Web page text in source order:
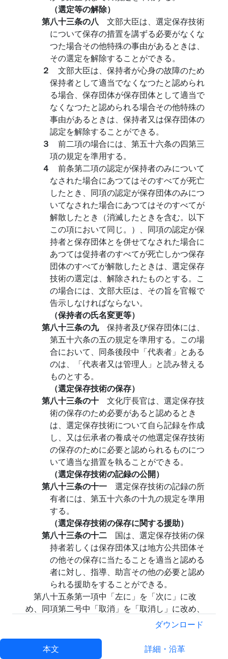
（選定等の解除）
第八十三条の八 文部大臣は、選定保存技術
について保存の措置を講ずる必要がなくな
つた場合その他特殊の事由があるときは、
その選定を解除することができる。
２ 文部大臣は、保持者が心身の故障のため
保持者として適当でなくなつたと認められ
る場合、保存団体が保存団体として適当で
なくなつたと認められる場合その他特殊の
事由があるときは、保持者又は保存団体の
認定を解除することができる。
３ 前二項の場合には、第五十六条の四第三
項の規定を準用する。
４ 前条第二項の認定が保持者のみについて
なされた場合にあつてはそのすべてが死亡
したとき、同項の認定が保存団体のみにつ
いてなされた場合にあつてはそのすべてが
解散したとき（消滅したときを含む。以下
この項において同じ。）、同項の認定が保
持者と保存団体とを併せてなされた場合に
あつては促持者のすべてが死亡しかつ保存
団体のすべてが解散したときは、選定保存
技術の選定は、解除されたものとする。こ
の場合には、文部大臣は、その旨を官報で
告示しなければならない。
（保持者の氏名変更等）
第八十三条の九 保持者及び保存団体には、
第五十六条の五の規定を準用する。この場
合において、同条後段中「代表者」とある
のは、「代表者又は管理人」と読み替える
ものとする。
（選定保存技術の保存）
第八十三条の十 文化庁長官は、選定保存技
術の保存のため必要があると認めるとき
は、選定保存技術について自ら記録を作成
し、又は伝承者の養成その他選定保存技術
の保存のために必要と認められるものにつ
いて適当な措置を執ることができる。
（選定保存技術の記録の公開）
第八十三条の十一 選定保存技術の記録の所
有者には、第五十六条の十九の規定を準用
する。
（選定保存技術の保存に関する援助）
第八十三条の十二 国は、選定保存技術の保
持者若しくは保存団体又は地方公共団体そ
の他その保存に当たることを適当と認める
者に対し、指導、助言その他の必要と認め
られる援助をすることができる。
第八十五条第一項中「左に」を「次に」に改
め、同項第二号中「取消」を「取消し」に改め、
同項第四号中「第五十六条の七第二項」の下に
「及び第五十六条の十六」を、「第五十一条の
二」の下に「（第五十六条の十六で準用する場合
ダウンロード
本文 詳細・沿革